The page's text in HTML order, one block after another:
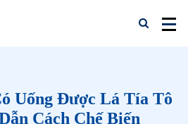
Uống Được Lá Tía Tô
Cách Chế Biến